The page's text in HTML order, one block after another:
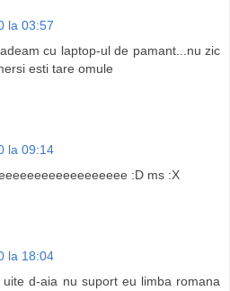
la 03:57
cu laptop-ul de pamant...nu zic
esti tare omule
la 09:14
:D ms :X
la 18:04
d-aia nu suport eu limba romana